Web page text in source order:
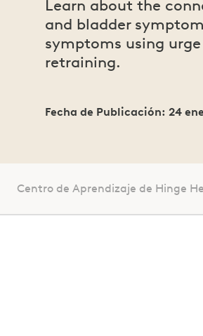
Learn about the
and bladder
symptoms using
retraining.
Fecha de Publicación: 24
Centro de Aprendizaje de Hinge